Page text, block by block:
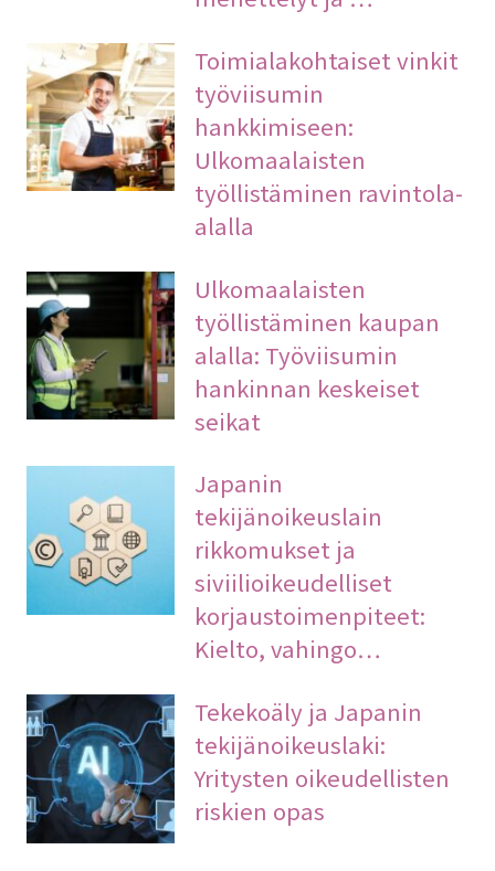
Toimialakohtaiset vinkit
työviisumin
hankkimiseen:
Ulkomaalaisten
työllistäminen ravintola-
alalla
Ulkomaalaisten
työllistäminen kaupan
alalla: Työviisumin
hankinnan keskeiset
seikat
Japanin
tekijänoikeuslain
rikkomukset ja
siviilioikeudelliset
korjaustoimenpiteet:
Kielto, vahingo…
Tekekoäly ja Japanin
tekijänoikeuslaki:
Yritysten oikeudellisten
riskien opas